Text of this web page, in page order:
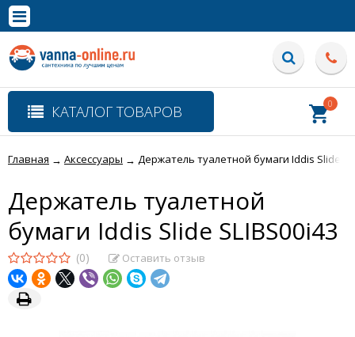
Полная версия сайта
КАТАЛОГ ТОВАРОВ 0
Главная → Аксессуары → Держатель туалетной бумаги Iddis Slide
Держатель туалетной
бумаги Iddis Slide SLIBS00i43
(0) Оставить отзыв